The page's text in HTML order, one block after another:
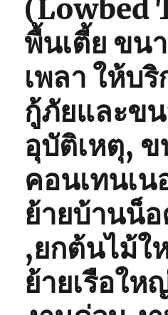
(Lowbed
พื้นเตี้ย ขน
เพลา ให้บ
กู้ภัยและข
อุบัติเหตุ,
คอนเทนเ
ย้ายบ้านน็
,ยกต้นไม้
ย้ายเรือให